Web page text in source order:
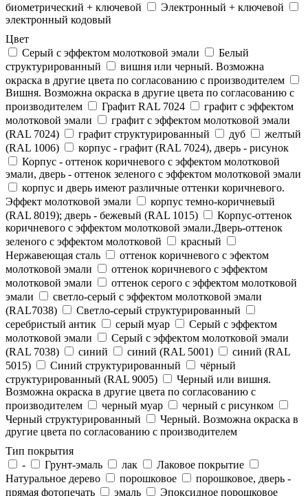
биометрический + ключевой
Электронный + ключевой
электронный кодовый
Цвет
Cерый с эффектом молотковой эмали
Белый
структурированный
вишня или черный. Возможна
окраска в другие цвета по согласованию с производителем
Вишня. Возможна окраска в другие цвета по согласованию с
производителем
Графит RAL 7024
графит с эффектом
молотковой эмали
графит с эффектом молотковой эмали
(RAL 7024)
графит структурированный дуб
желтый
(RAL 1006)
корпус - графит (RAL 7024), дверь - рисунок
Корпус - оттенок коричневого с эффектом молотковой
эмали, дверь - оттенок зеленого с эффектом молотковой эмали
корпус и дверь имеют различные оттенки коричневого.
Эффект молотковой эмали
корпус темно-коричневый
(RAL 8019); дверь - бежевый (RAL 1015)
Корпус-оттенок
коричневого с эффектом молотковой эмали.Дверь-оттенок
зеленого с эффектом молотковой
красный
Нержавеющая сталь
оттенок коричневого с эфектом
молотковой эмали
оттенок коричневого с эффектом
молотковой эмали
оттенок серого с эффектом молотковой
эмали
светло-серый с эффектом молотковой эмали
(RAL7038)
Светло-серый структурированный
серебристый антик
серый муар
Серый с эффектом
молотковой эмали
Серый с эффектом молотковой эмали
(RAL 7038)
синий синий (RAL 5001)
синий (RAL
5015)
Синий структурированный
чёрный
структурированный (RAL 9005)
Черный или вишня.
Возможна окраска в другие цвета по согласованию с
производителем
черный муар
черный с рисунком
Черный структурированный
Черный. Возможна окраска в
другие цвета по согласованию с производителем
Тип покрытия
-
Грунт-эмаль лак
Лаковое покрытие
Натуральное дерево
порошковое
порошковое, дверь -
прямая фотопечать
эмаль Эпоксидное порошковое